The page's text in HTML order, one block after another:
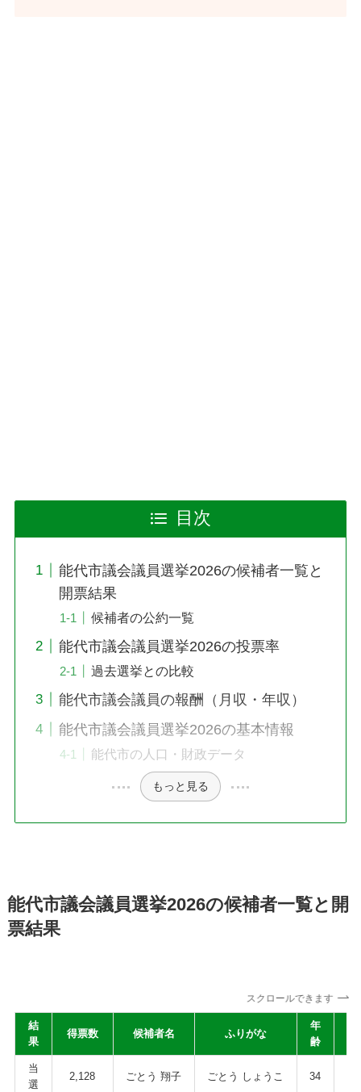
目次
能代市議会議員選挙2026の候補者一覧と
開票結果
候補者の公約一覧
能代市議会議員選挙2026の投票率
過去選挙との比較
能代市議会議員の報酬（月収・年収）
能代市議会議員選挙2026の基本情報
能代市の人口・財政データ
もっと見る
能代市議会議員選挙2026の候補者一覧と開
票結果
スクロールできます
結
果
得票数 候補者名 ふりがな
年
齢
当
選
2,128 ごとう 翔子 ごとう しょうこ 34